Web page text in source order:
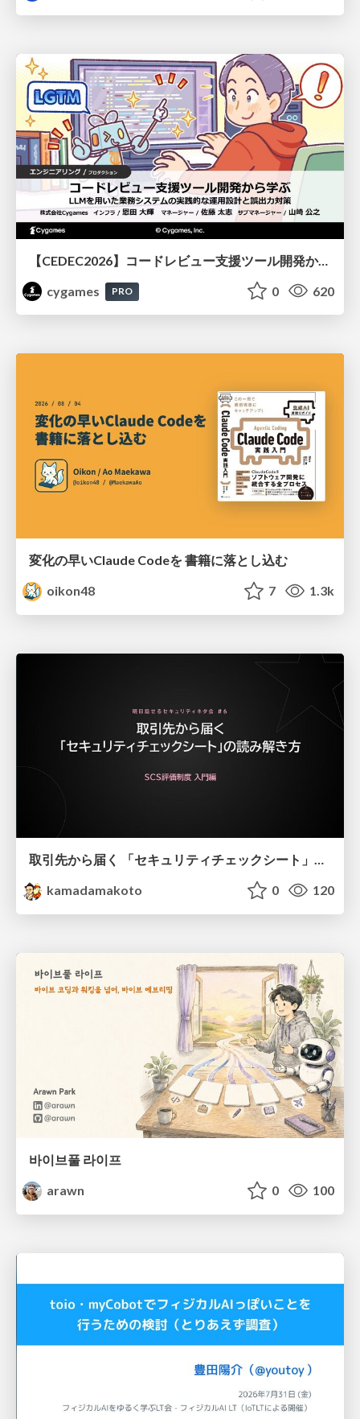
【CEDEC2026】コードレビュー支援ツール開発から学ぶ：LLMを用いた業務システムの実践的な運用設計と誤出力対策
cygames
PRO 0 620
変化の早いClaude Codeを 書籍に落とし込む
oikon48
7 1.3k
取引先から届く 「セキュリティチェックシート」の読み解き方
kamadamakoto
0 120
바이브풀 라이프
arawn
0 100